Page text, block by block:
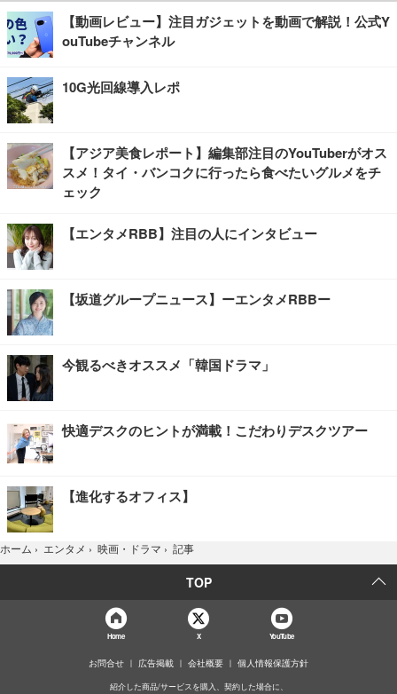
【動画レビュー】注目ガジェットを動画で解説！公式Y
ouTubeチャンネル
10G光回線導入レポ
【アジア美食レポート】編集部注目のYouTuberがオス
スメ！タイ・バンコクに行ったら食べたいグルメをチ
ェック
【エンタメRBB】注目の人にインタビュー
【坂道グループニュース】ーエンタメRBBー
今観るべきオススメ「韓国ドラマ」
快適デスクのヒントが満載！こだわりデスクツアー
【進化するオフィス】
ホーム › エンタメ › 映画・ドラマ › 記事
TOP
Home X YouTube
お問合せ 広告掲載 会社概要 個人情報保護方針
紹介した商品/サービスを購入、契約した場合に、